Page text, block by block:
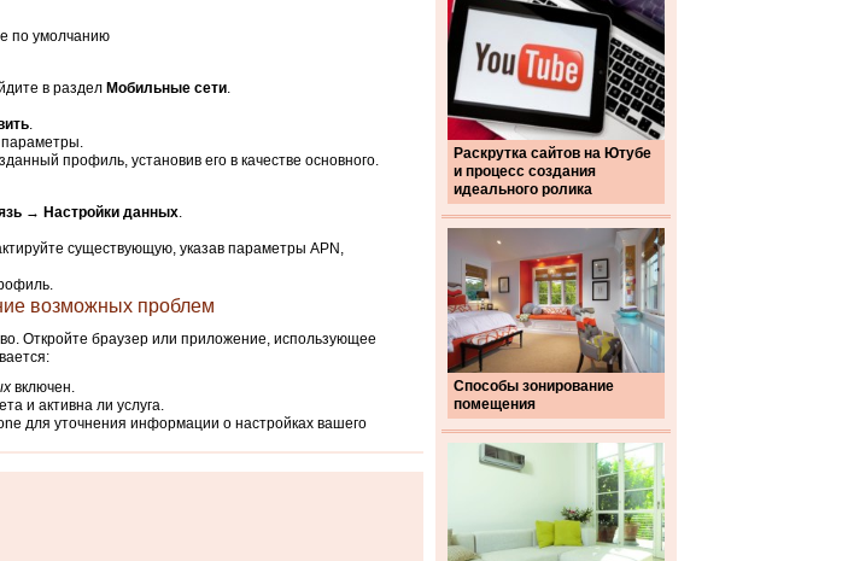
Раскрутка сайтов на Ютубе
и процесс создания
идеального ролика
Способы зонирование
помещения
по умолчанию
в раздел Мобильные сети.
.
профиль, установив его в качестве основного.
→ Настройки данных.
существующую, указав параметры APN,
возможных проблем
Откройте браузер или приложение, использующее
включен.
и активна ли услуга.
для уточнения информации о настройках вашего